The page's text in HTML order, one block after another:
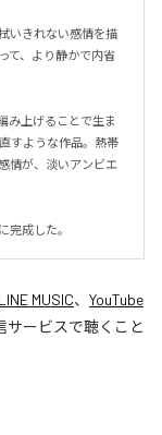
いきれない感情を描
て、より静かで内省
み上げることで生ま
直すような作品。熱帯
情が、淡いアンビエ
完成した。
LINE MUSIC、 YouTube
サービスで聴くこと